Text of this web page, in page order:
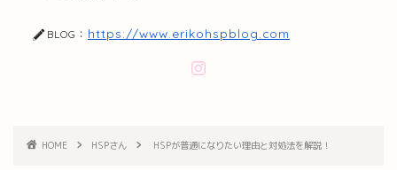
BLOG： https://www.erikohspblog.com
HOME HSPさん HSPが普通になりたい理由と対処法を解説！